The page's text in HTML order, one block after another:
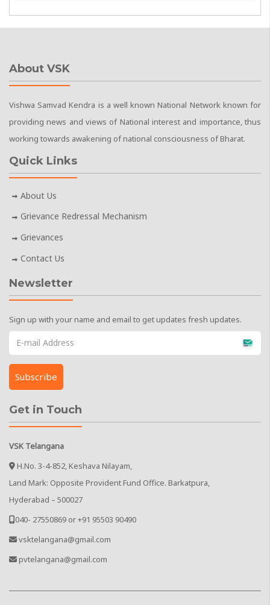
About VSK
Vishwa Samvad Kendra is a well known National Network known for
providing news and views of National interest and importance, thus
working towards awakening of national consciousness of Bharat.
Quick Links
About Us
Grievance Redressal Mechanism
Grievances
Contact Us
Newsletter
Sign up with your name and email to get updates fresh updates.
Get in Touch
VSK Telangana
H.No. 3-4-852, Keshava Nilayam,
Land Mark: Opposite Provident Fund Office. Barkatpura,
Hyderabad – 500027
040- 27550869 or +91 95503 90490
vsktelangana@gmail.com
pvtelangana@gmail.com